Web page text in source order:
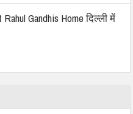
Gandhis Home दिल्ली में